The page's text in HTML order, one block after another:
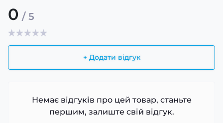
0 / 5
+ Додати відгук
Немає відгуків про цей товар, станьте
першим, залиште свій відгук.